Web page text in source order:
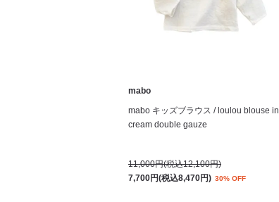
mabo
mabo キッズブラウス / loulou blouse in
cream double gauze
11,000円(税込12,100円)
7,700円(税込8,470円) 30% OFF